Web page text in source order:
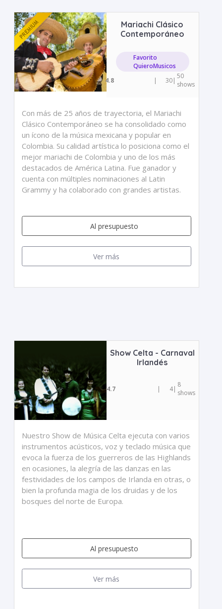
Mariachi Clásico
Contemporáneo
Favorito
QuieroMusicos
4.8
| 30| 50
shows
Con más de 25 años de trayectoria, el Mariachi
Clásico Contemporáneo se ha consolidado como
un ícono de la música mexicana y popular en
Colombia. Su calidad artística lo posiciona como el
mejor mariachi de Colombia y uno de los más
destacados de América Latina. Fue ganador y
cuenta con múltiples nominaciones al Latin
Grammy y ha colaborado con grandes artistas.
Al presupuesto
Ver más
Show Celta - Carnaval
Irlandés
4.7 | 4| 8
shows
Nuestro Show de Música Celta ejecuta con varios
instrumentos acústicos, voz y teclado música que
evoca la fuerza de los guerreros de las Highlands
en ocasiones, la alegría de las danzas en las
festividades de los campos de Irlanda en otras, o
bien la profunda magia de los druidas y de los
bosques del norte de Europa.
Al presupuesto
Ver más